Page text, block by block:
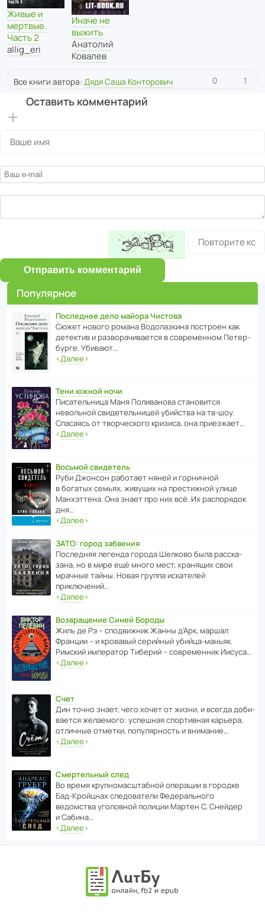
Живые и
мертвые.
Часть 2
allig_eri
Иначе не
выжить
Анатолий
Ковалев
Все книги автора: Дядя Саша Конторович 0 1
Оставить комментарий
Отправить комментарий
Популярное
Последнее дело майора Чистова
Сюжет нового романа Водо­ла­з­кина пост­роен как
дете­ктив и разво­ра­чи­ва­ется в совре­менном Пете­р­
бурге. Убивают…
‹Далее›
Тени южной ночи
Писа­тель­ница Маня Поли­ва­нова стано­вится
невольной свиде­тель­ницей убийства на тв-шоу.
Спасаясь от твор­че­с­кого кризиса, она приезжает…
‹Далее›
Восьмой свидетель
Руби Джонсон рабо­тает няней и горни­чной
в богатых семьях, живущих на прес­ти­жной улице
Манх­эт­тена. Она знает про них всё. Их распо­рядок
дня…
‹Далее›
ЗАТО: город забвения
После­дняя легенда города Шелково была расска­
зана, но в мире ещё много мест, хранящих свои
мрачные тайны. Новая группа иска­телей
приключений…
‹Далее›
Возвращение Синей Бороды
Жиль де Рэ – спод­ви­жник Жанны д’Арк, маршал
Франции – и кровавый серийный убийца-маньяк.
Римский импе­ратор Тиберий – совре­менник Иисуса…
‹Далее›
Счет
Дин точно знает, чего хочет от жизни, и всегда доби­
ва­ется жела­е­мого: успе­шная спор­ти­вная карьера,
отли­чные отметки, попу­ля­р­ность и внимание…
‹Далее›
Смертельный след
Во время круп­но­мас­ш­та­бной операции в городке
Бад‑Крой­цнах следо­ва­тели Феде­раль­ного
ведомства уголо­вной полиции Мартен С. Снейдер
и Сабина…
‹Далее›